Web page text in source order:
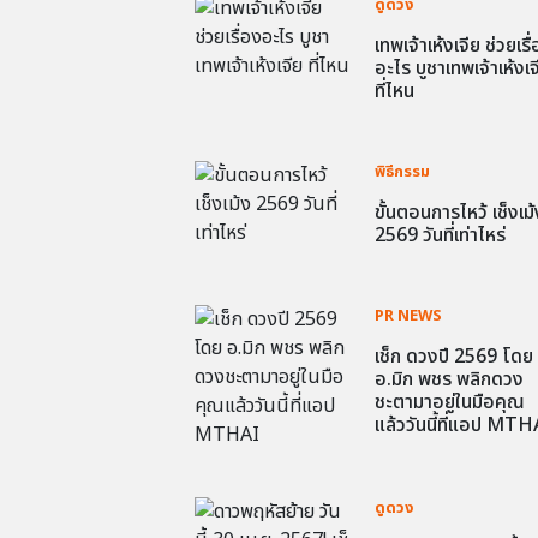
เทพเจ้าเห้งเจีย ช่วยเ
อะไร บูชาเทพเจ้าเห้งเ
ที่ไหน
พิธีกรรม
ขั้นตอนการไหว้ เช็งเ
2569 วันที่เท่าไหร่
PR NEWS
เช็ก ดวงปี 2569 โดย
อ.มิก พชร พลิกดวง
ชะตามาอยู่ในมือคุณ
แล้ววันนี้ที่แอป
ดูดวง